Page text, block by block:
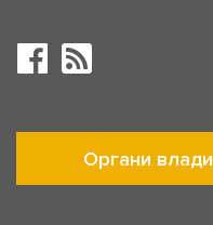
Органи влади